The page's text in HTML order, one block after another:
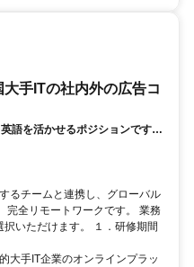
大手ITの社内外の広告コ
語を活かせるポジションです。
るチームと連携し、グローバル
完全リモートワークです。 業務
いただけます。 １．研修期間
大手IT企業のオンラインプラッ